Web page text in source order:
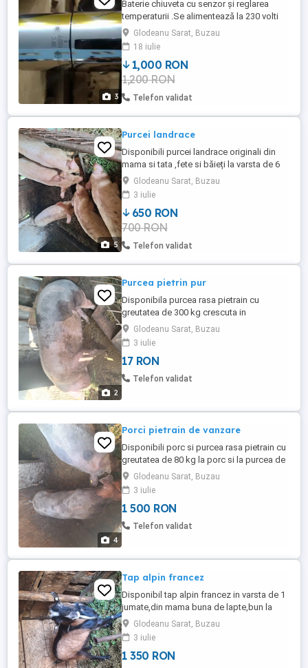
3
Baterie chiuveta cu senzor și reglarea
temperaturii .Se alimentează la 230 volti
cît și la baterii AA ,Este de înaltă calitate .
Glodeanu Sarat, Buzau
18 iulie
1,000 RON
1,200 RON
Telefon validat
5
Purcei landrace
Disponibili purcei landrace originali din
mama si tata ,fete si băieți la varsta de 6
luni nu sunt cumparati din ferme sunt
crescuți in gospodăria proprie in
glodeanu sarat județul Buzău
Glodeanu Sarat, Buzau
3 iulie
650 RON
700 RON
Telefon validat
2
Purcea pietrin pur
Disponibila purcea rasa pietrain cu
greutatea de 300 kg crescuta in
gospodăria in glodeanu sarat județul
Buzău
Glodeanu Sarat, Buzau
3 iulie
17 RON
Telefon validat
4
Porci pietrain de vanzare
Disponibili porc si purcea rasa pietrain cu
greutatea de 80 kg la porc si la purcea de
60 kg in glodeanu sarat județul Buzău
prețul la porci este de 1500 lei bucata
Glodeanu Sarat, Buzau
3 iulie
1 500 RON
Telefon validat
Tap alpin francez
Disponibil tap alpin francez in varsta de 1
jumate,din mama buna de lapte,bun la
monta,pret 1350 lei in glodeanu sarat
județul Buzău
Glodeanu Sarat, Buzau
3 iulie
1 350 RON